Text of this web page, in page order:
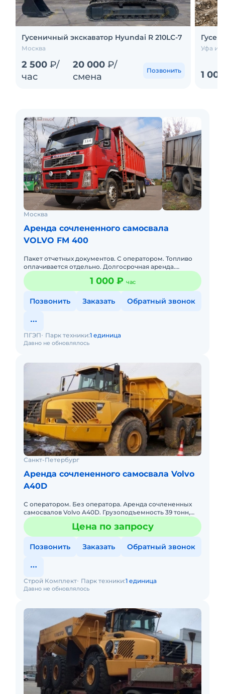
Гусеничный экскаватор Hyundai R 210LC-7
Москва
2 500 ₽/
час
20 000₽/
смена
Позвонить
Уфа и
1
Москва
Аренда сочлененного самосвала
VOLVO FM 400
Пакет отчетных документов. С оператором. Топливо
оплачивается отдельно. Долгосрочная аренда.
Доставка силами заказчика. Сейчас свободна. Техника
с малой наработ
1 000 ₽ час
Позвонить Заказать Обратный звонок
Давно не обновлялось
ПГЭП Парк техники:1 единица
Санкт-Петербург
Аренда сочлененного самосвала Volvo
A40D
С оператором. Без оператора. Аренда сочлененных
самосвалов Volvo A40D. Грузоподъемность 39 тонн,
объём кузова 24 м3. Работаем круглосуточно. Любая
форма оплаты, Цена по запросу
Позвонить Заказать Обратный звонок
Давно не обновлялось
Строй Комплект Парк техники:1 единица